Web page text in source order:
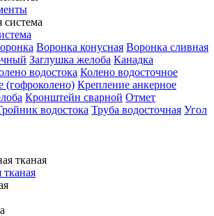
Воронка конусная Воронка сливная
Заглушка желоба Канадка
водостока Колено водосточное
(гофроколено) Крепление анкерное
Кронштейн сварной Отмет
водостока Труба водосточная Угол
тканая